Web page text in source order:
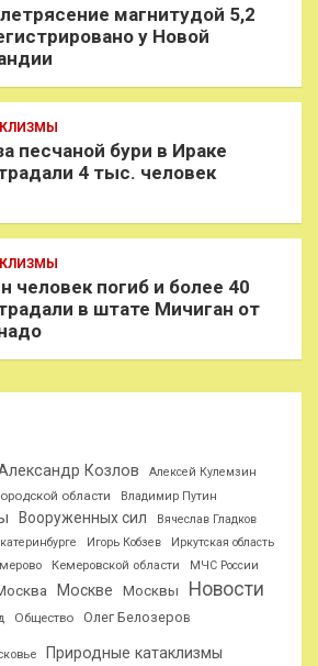
магнитудой 5,2
у Новой
песчаной бури в Ираке
4 тыс. человек
человек погиб и более 40
в штате Мичиган от
Козлов
Алексей Кулемзин
области Владимир Путин
Вооруженных сил
Вячеслав Гладков
Игорь Кобзев Иркутская область
Кемеровской области
МЧС России
Москве Москвы
Новости
Общество Олег Белозеров
Природные катаклизмы